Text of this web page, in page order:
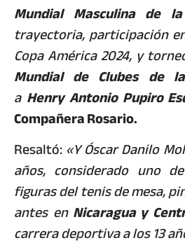
Mundial Masculina de la
trayectoria, participación
Copa América 2024, y
Mundial de Clubes de
a Henry Antonio Pupiro
Compañera Rosario.
Resaltó:«Y Óscar Danilo
años, considerado uno
figuras del tenis de mesa,
antes enNicaragua y
carrera deportiva a los 13